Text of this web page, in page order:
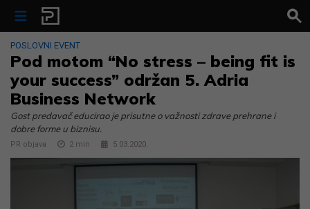
Skip to content
POSLOVNI EVENT
Pod motom “No stress – being fit is
your success” održan 5. Adria
Business Network
Gost predavač educirao je prisutne o važnosti zdrave prehrane i
dobre forme u biznisu.
PR objava 2 min 5.03.2020.